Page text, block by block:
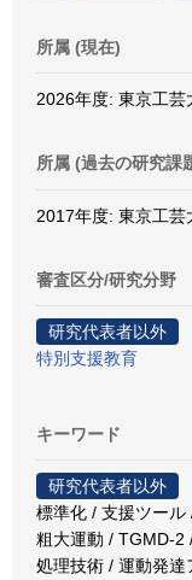
所属 (現在)
2026年度: 東京工
所属 (過去の研究課
2017年度: 東京工
審査区分/研究分野
研究代表者以外
特別支援教育
キーワード
研究代表者以外
標準化 / 支援ツー
粗大運動 / TGMD-2
処理技術 / 運動発達